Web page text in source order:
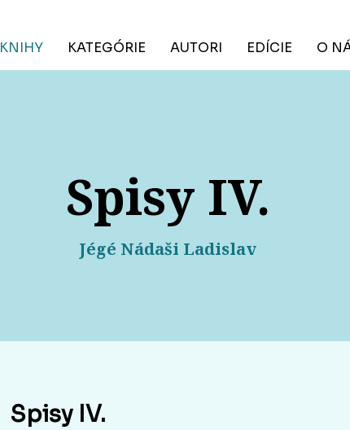
KNIHY KATEGÓRIE AUTORI EDÍCIE O
Spisy IV.
Jégé Nádaši Ladislav
Spisy IV.